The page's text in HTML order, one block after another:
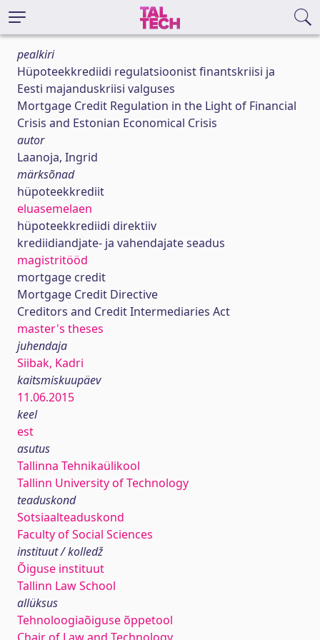
pealkiri
Hüpoteekkrediidi regulatsioonist finantskriisi ja
Eesti majanduskriisi valguses
Mortgage Credit Regulation in the Light of Financial
Crisis and Estonian Economical Crisis
autor
Laanoja, Ingrid
märksõnad
hüpoteekkrediit
eluasemelaen
hüpoteekkrediidi direktiiv
krediidiandjate- ja vahendajate seadus
magistritööd
mortgage credit
Mortgage Credit Directive
Creditors and Credit Intermediaries Act
master's theses
juhendaja
Siibak, Kadri
kaitsmiskuupäev
11.06.2015
keel
est
asutus
Tallinna Tehnikaülikool
Tallinn University of Technology
teaduskond
Sotsiaalteaduskond
Faculty of Social Sciences
instituut / kolledž
Õiguse instituut
Tallinn Law School
allüksus
Tehnoloogiaõiguse õppetool